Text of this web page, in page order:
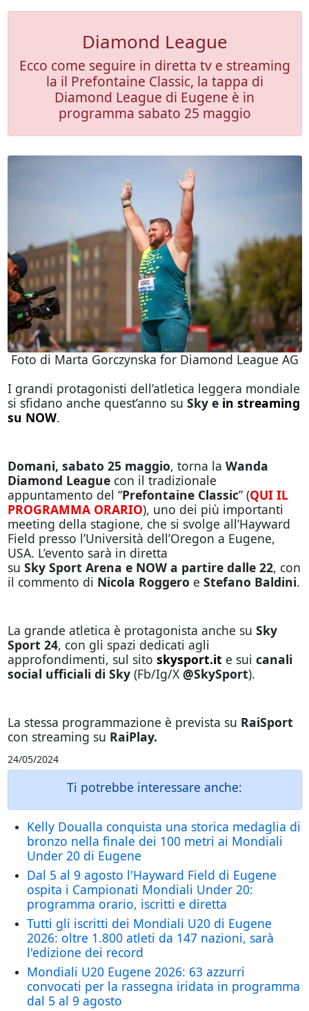
Diamond League
Ecco come seguire in diretta tv e streaming
la il Prefontaine Classic, la tappa di
Diamond League di Eugene è in
programma sabato 25 maggio
Foto di Marta Gorczynska for Diamond League AG
I grandi protagonisti dell’atletica leggera mondiale
si sfidano anche quest’anno su Sky e in streaming
su NOW.
Domani, sabato 25 maggio, torna la Wanda
Diamond Leaguecon il tradizionale
appuntamento del “Prefontaine Classic” (QUI IL
PROGRAMMA ORARIO), uno dei più importanti
meeting della stagione, che si svolge all’Hayward
Field presso l’Università dell’Oregon a Eugene,
USA. L’evento sarà in diretta
su Sky Sport Arena e NOW a partire dalle 22, con
il commento di Nicola Roggero e Stefano Baldini.
La grande atletica è protagonista anche su Sky
Sport 24, con gli spazi dedicati agli
approfondimenti, sul sito skysport.it e sui canali
social ufficiali di Sky (Fb/Ig/X @SkySport).
La stessa programmazione è prevista su RaiSport
con streaming su RaiPlay.
24/05/2024
Ti potrebbe interessare anche:
Kelly Doualla conquista una storica medaglia di
bronzo nella finale dei 100 metri ai Mondiali
Under 20 di Eugene
Dal 5 al 9 agosto l'Hayward Field di Eugene
ospita i Campionati Mondiali Under 20:
programma orario, iscritti e diretta
Tutti gli iscritti dei Mondiali U20 di Eugene
2026: oltre 1.800 atleti da 147 nazioni, sarà
l'edizione dei record
Mondiali U20 Eugene 2026: 63 azzurri
convocati per la rassegna iridata in programma
dal 5 al 9 agosto